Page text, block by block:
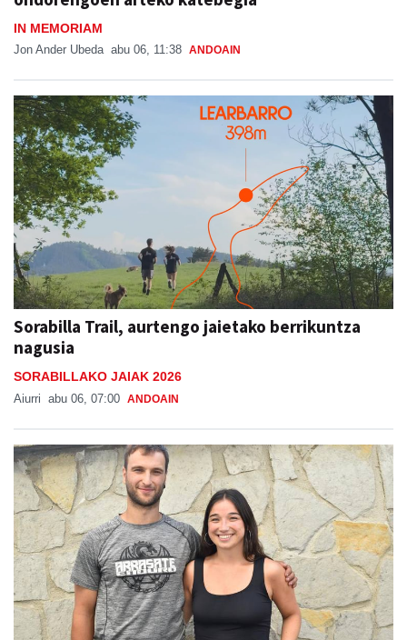
IN MEMORIAM
Jon Ander Ubeda abu 06, 11:38 ANDOAIN
Sorabilla Trail, aurtengo jaietako berrikuntza
nagusia
SORABILLAKO JAIAK 2026
Aiurri abu 06, 07:00 ANDOAIN